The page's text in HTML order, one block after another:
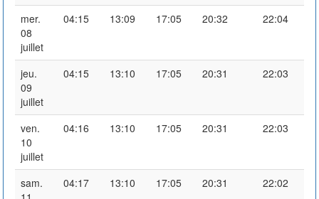
mer.
08
juillet
04:15 13:09 17:05 20:32 22:04
jeu.
09
juillet
04:15 13:10 17:05 20:31 22:03
ven.
10
juillet
04:16 13:10 17:05 20:31 22:03
sam.
04:17 13:10 17:05 20:31 22:02